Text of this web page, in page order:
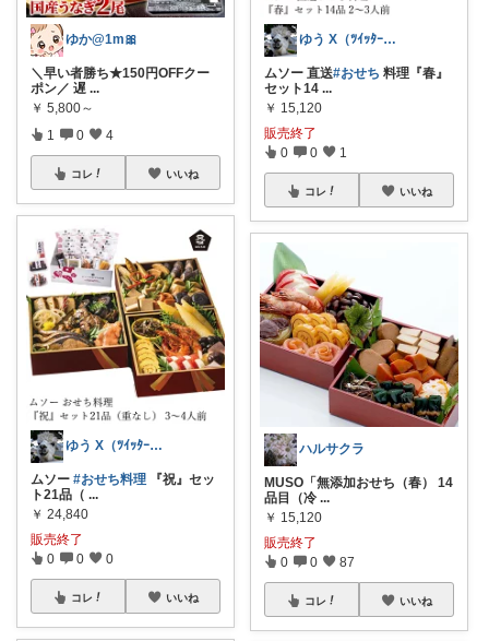
ゆか@1m🎀
＼早い者勝ち★150円OFFクー
ポン／ 遅 ...
￥ 5,800～
1 0 4
コレ いいね
ゆう X（ﾂｲｯﾀｰ）@mihaneed
ムソー #おせち料理 『祝』セッ
ト21品（ ...
￥ 24,840
販売終了
0 0 0
コレ いいね
ゆう X（ﾂｲｯﾀｰ）@mihaneed
ムソー 直送#おせち 料理『春』
セット14 ...
￥ 15,120
販売終了
0 0 1
コレ いいね
ハルサクラ
MUSO「無添加おせち（春） 14
品目（冷 ...
￥ 15,120
販売終了
0 0 87
コレ いいね